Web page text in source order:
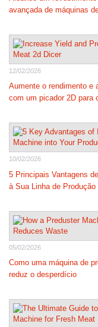
avançada de máquinas
12/02/2026
Aumente o rendimento e
com um picador 2D para
10/02/2026
5 Principais Vantagens
à Sua Linha de Produção
05/02/2026
Como uma máquina de
reduz o desperdício